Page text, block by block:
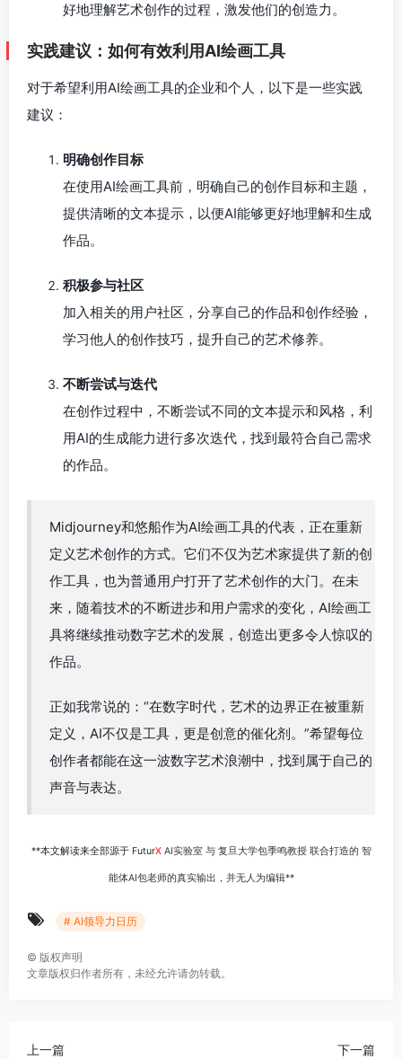
好地理解艺术创作的过程，激发他们的创造力。
实践建议：如何有效利用AI绘画工具
对于希望利用AI绘画工具的企业和个人，以下是一些实践
建议：
明确创作目标
在使用AI绘画工具前，明确自己的创作目标和主题，
提供清晰的文本提示，以便AI能够更好地理解和生成
作品。
积极参与社区
加入相关的用户社区，分享自己的作品和创作经验，
学习他人的创作技巧，提升自己的艺术修养。
不断尝试与迭代
在创作过程中，不断尝试不同的文本提示和风格，利
用AI的生成能力进行多次迭代，找到最符合自己需求
的作品。
Midjourney和悠船作为AI绘画工具的代表，正在重新
定义艺术创作的方式。它们不仅为艺术家提供了新的创
作工具，也为普通用户打开了艺术创作的大门。在未
来，随着技术的不断进步和用户需求的变化，AI绘画工
具将继续推动数字艺术的发展，创造出更多令人惊叹的
作品。
正如我常说的：“在数字时代，艺术的边界正在被重新
定义，AI不仅是工具，更是创意的催化剂。”希望每位
创作者都能在这一波数字艺术浪潮中，找到属于自己的
声音与表达。
**本文解读来全部源于 FuturXAI实验室 与 复旦大学包季鸣教授 联合打造的 智
能体AI包老师的真实输出，并无人为编辑**
# AI领导力日历
© 版权声明
文章版权归作者所有，未经允许请勿转载。
上一篇 下一篇